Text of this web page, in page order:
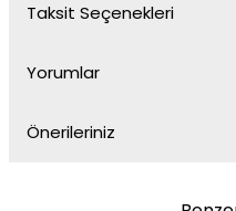
Taksit Seçenekleri
Yorumlar
Önerileriniz